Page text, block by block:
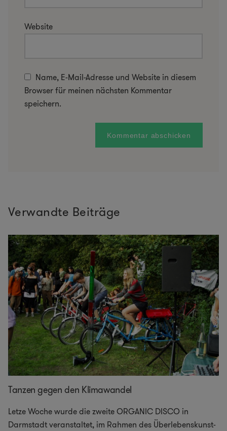
Website
Name, E-Mail-Adresse und Website in diesem
Browser für meinen nächsten Kommentar
speichern.
Verwandte Beiträge
Tanzen gegen den Klimawandel
Letze Woche wurde die zweite ORGANIC DISCO in
Darmstadt veranstaltet, im Rahmen des Überlebenskunst-